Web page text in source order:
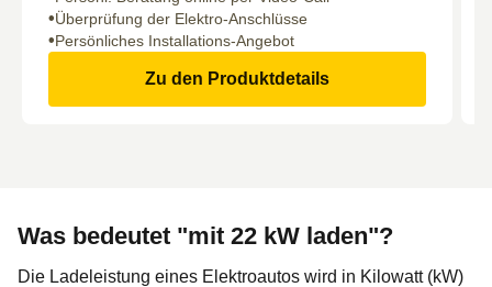
Überprüfung der Elektro-Anschlüsse
Persönliches Installations-Angebot
Zu den Produktdetails
Was bedeutet "mit 22 kW laden"?
Die Ladeleistung eines Elektroautos wird in Kilowatt (kW)